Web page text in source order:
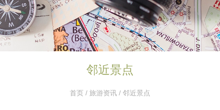
邻近景点
首页 / 旅游资讯 / 邻近景点